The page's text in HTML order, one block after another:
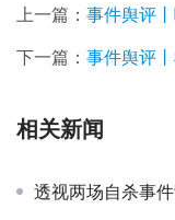
上一篇： 事件舆评
下一篇： 事件舆评丨机
相关新闻
透视两场自杀事